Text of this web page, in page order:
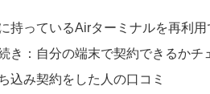
持っているAirターミナルを再利用
き：自分の端末で契約できるかチ
込み契約をした人の口コミ